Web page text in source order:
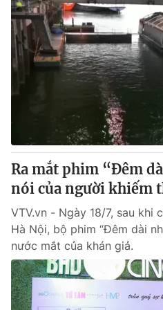
Ra mắt phim “Đêm
nói của người khiếm
VTV.vn - Ngày 18/7, sau khi
Hà Nội, bộ phim “Đêm dài
nước mắt của khán giả.